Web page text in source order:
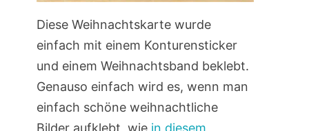
Diese Weihnachtskarte wurde
einfach mit einem Konturensticker
und einem Weihnachtsband beklebt.
Genauso einfach wird es, wenn man
einfach schöne weihnachtliche
Bilder aufklebt, wie in diesem